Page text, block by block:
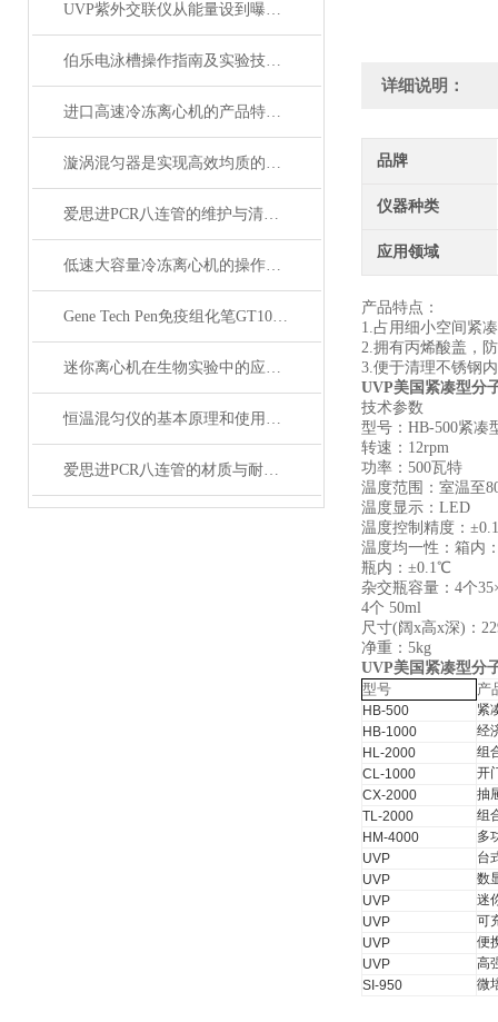
UVP紫外交联仪从能量设到曝光时间控制详解
伯乐电泳槽操作指南及实验技巧分享
进口高速冷冻离心机的产品特点和使用注意事项
漩涡混匀器是实现高效均质的强力工具
爱思进PCR八连管的维护与清洁指南说明
低速大容量冷冻离心机的操作步骤和注意事项
Gene Tech Pen免疫组化笔GT1001小号
迷你离心机在生物实验中的应用与优势分析
恒温混匀仪的基本原理和使用方法介绍
爱思进PCR八连管的材质与耐高温性能分析
详细说明：
品牌
仪器种类
应用领域
产品特点：
1.占用细小空间紧
2.拥有丙烯酸盖，
3.便于清理不锈钢
UVP美国紧凑型分
技术参数
型号：HB-500紧凑
转速：12rpm
功率：500瓦特
温度范围：室温至
温度显示：LED
温度控制精度：
温度均一性：箱内
瓶内：±0.1℃
杂交瓶容量：4个
4个 50ml
尺寸(阔x高x深)：
净重：5kg
UVP美国紧凑型分
型号
产
HB-500
紧
HB-1000
经
HL-2000
组
CL-1000
开
CX-2000
抽
TL-2000
组
HM-4000
多
UVP
台
UVP
数
UVP
迷
UVP
可
UVP
便
UVP
高
SI-950
微